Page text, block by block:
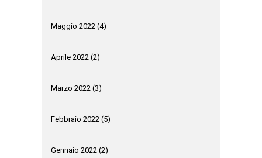
Maggio 2022 (4)
Aprile 2022 (2)
Marzo 2022 (3)
Febbraio 2022 (5)
Gennaio 2022 (2)